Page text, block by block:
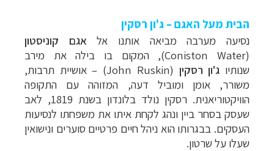
הבית מעל האגם – ג'ון רסקין
נסיעה מערבה מביאה אותנו אל אגם קוניסטון
(Coniston Water),
המקום בו בילהאת מירב
שנותיו ג'ון רסקין (
(John Ruskin – אושיית תרבות,
משורר, אומן ומוביל דעה, המזוהה עם התקופה
הוויקטוריאנית. רסקין נולד בלונדון בשנת 1819, לאב
שעסק בסחר ביין ונהג לקחת איתו את משפחתו לנסיעות
העסקים. בבגרותו הוא ניהל חיים פרטיים סוערים ונישואין
שעלו על שרטון.